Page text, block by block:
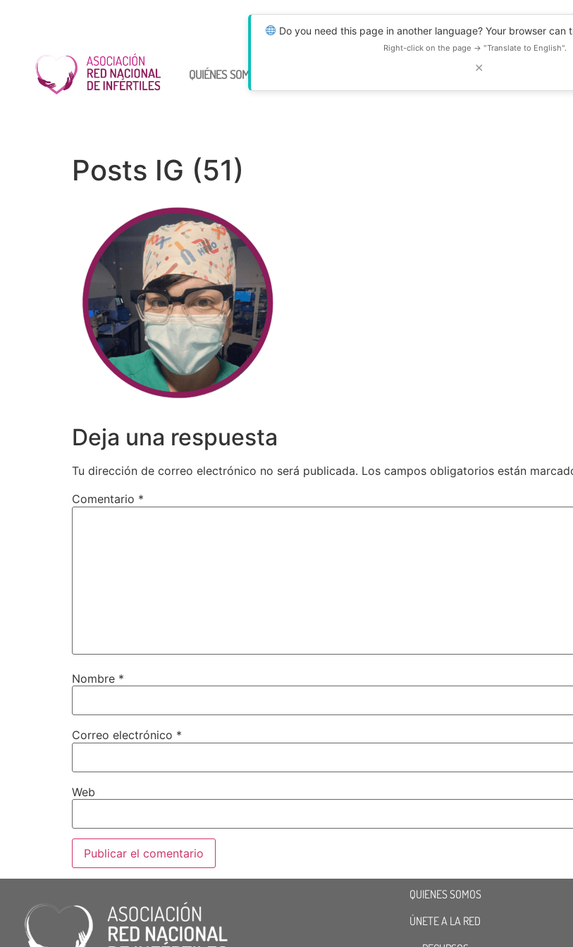
Do you need this page in another language? Your browser can
Right-click on the page → "Translate to English".
✕
QUIÉNES SOMOS RECURSOS
Posts IG (51)
Deja una respuesta
Tu dirección de correo electrónico no será publicada. Los campos obligatorios están
Comentario *
Nombre *
Correo electrónico *
Web
QUIENES SOMOS
ÚNETE A LA RED